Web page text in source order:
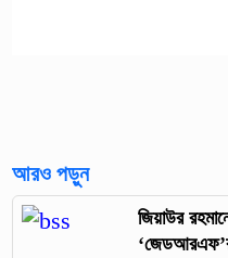
আরও পড়ুন
জিয়াউর